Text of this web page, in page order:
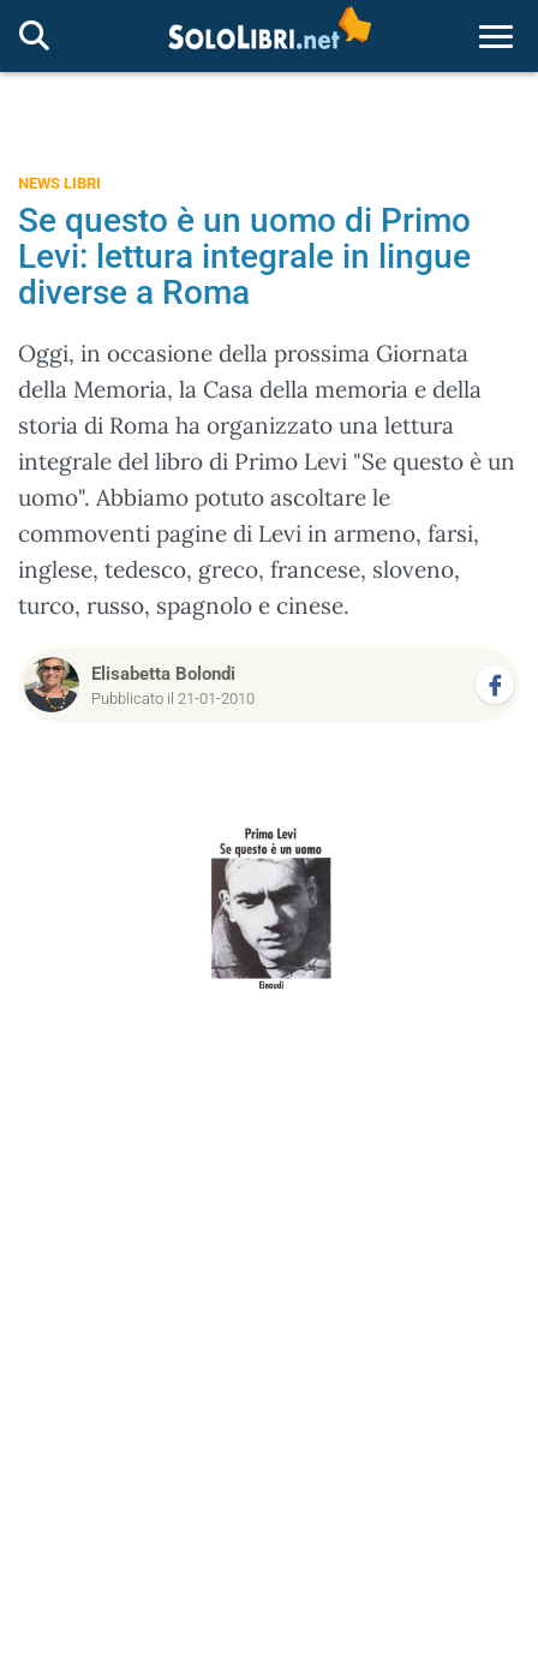
NEWS LIBRI
Se questo è un uomo di Primo
Levi: lettura integrale in lingue
diverse a Roma
Oggi, in occasione della prossima Giornata
della Memoria, la Casa della memoria e della
storia di Roma ha organizzato una lettura
integrale del libro di Primo Levi "Se questo è un
uomo". Abbiamo potuto ascoltare le
commoventi pagine di Levi in armeno, farsi,
inglese, tedesco, greco, francese, sloveno,
turco, russo, spagnolo e cinese.
Elisabetta Bolondi
Pubblicato il 21-01-2010